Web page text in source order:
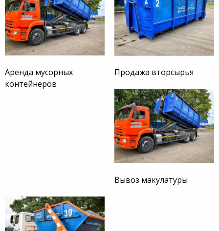
Аренда мусорных
контейнеров
Продажа вторсырья
Вывоз макулатуры